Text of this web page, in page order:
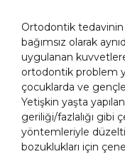
Ortodontik tedavinin
bağımsız olarak
uygulanan
ortodontik problem
çocuklarda ve
Yetişkin yaşta
geriliği/fazlalığı gibi
yöntemleriyle
bozuklukları için